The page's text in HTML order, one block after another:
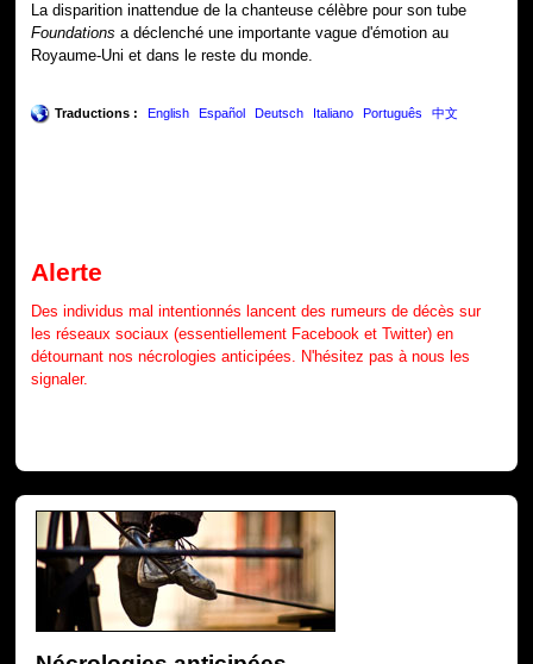
La disparition inattendue de la chanteuse célèbre pour son tube
Foundations a déclenché une importante vague d'émotion au
Royaume-Uni et dans le reste du monde.
Traductions : English Español Deutsch Italiano Português 中文
Alerte
Des individus mal intentionnés lancent des rumeurs de décès sur
les réseaux sociaux (essentiellement Facebook et Twitter) en
détournant nos nécrologies anticipées. N'hésitez pas à nous les
signaler.